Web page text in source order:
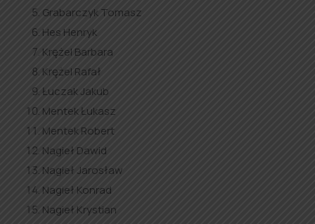
Grabarczyk Tomasz
Hes Henryk
Krężel Barbara
Krężel Rafał
Łuczak Jakub
Mentek Łukasz
Mentek Robert
Nagieł Dawid
Nagieł Jarosław
Nagieł Konrad
Nagieł Krystian